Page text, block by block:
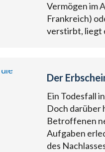
Vermögen im
Frankreich)
verstirbt, liegt
Der
Ein Todesfall
Doch darüber
Betroffenen
Aufgaben
des